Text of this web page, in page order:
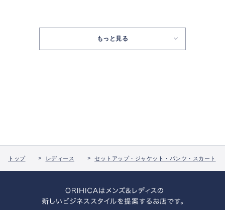
もっと見る
トップ レディース セットアップ・ジャケット・パンツ・スカート